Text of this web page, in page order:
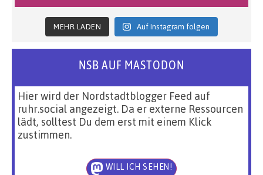
MEHR LADEN Auf Instagram folgen
NSB AUF MASTODON
Hier wird der Nordstadtblogger Feed auf
ruhr.social angezeigt. Da er externe Ressourcen
lädt, solltest Du dem erst mit einem Klick
zustimmen.
WILL ICH SEHEN!